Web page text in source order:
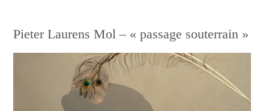
Pieter Laurens Mol – « passage souterrain »